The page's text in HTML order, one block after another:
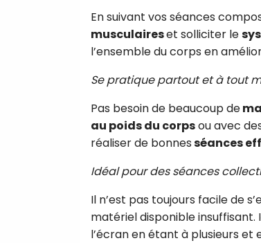
En suivant vos séances
musculaireset solliciter le
l’ensemble du corps en
Se pratique partout et à tout
Pas besoin de beaucoup de
au poids du corpsou avec
réaliser de bonnesséances
Idéal pour des séances
Il n’est pas toujours facile de
matériel disponible insuffisant.
l’écran en étant à plusieurs